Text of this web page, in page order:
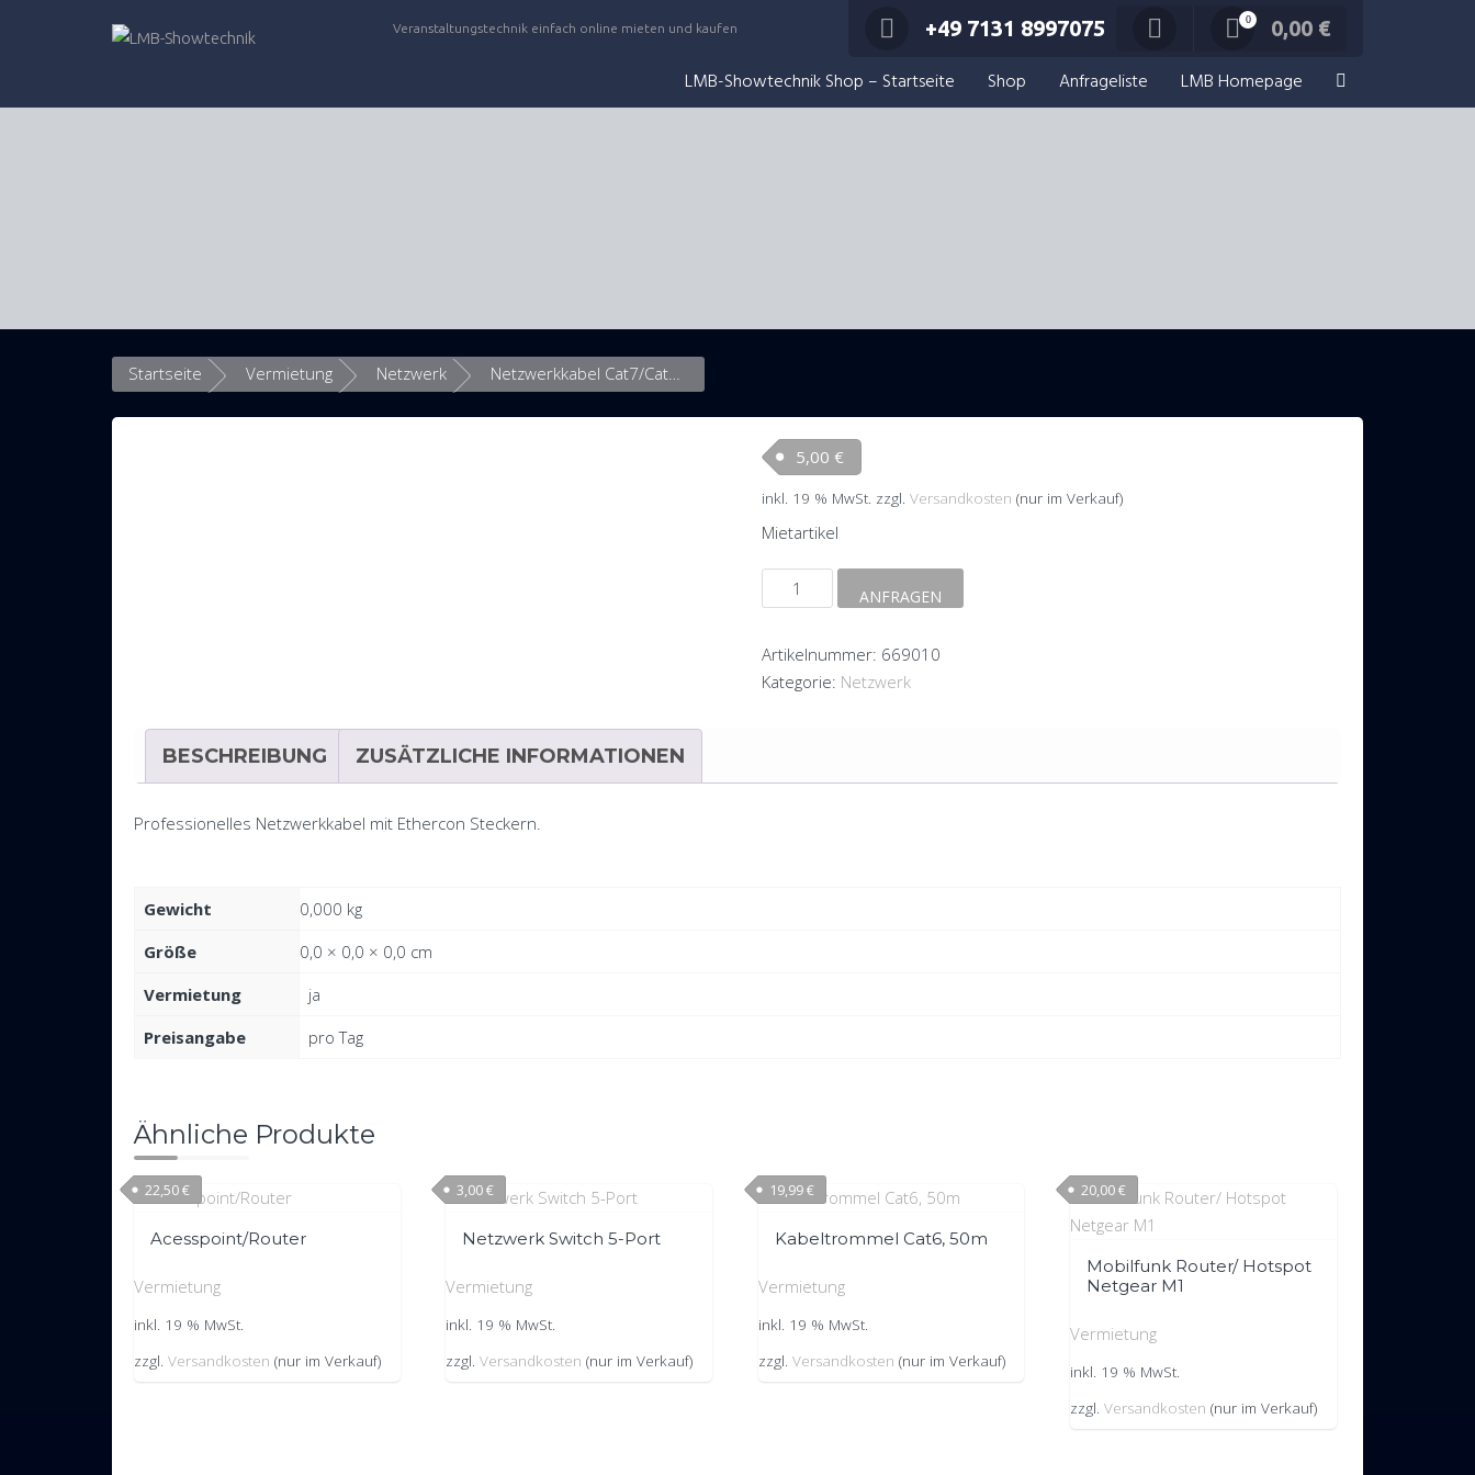
Veranstaltungstechnik einfach online mieten und kaufen +49 7131 8997075 0 0,00 €
LMB-Showtechnik Shop – Startseite Shop Anfrageliste LMB Homepage
Startseite Vermietung Netzwerk Netzwerkkabel Cat7/Cat6a, 10m
5,00 €
inkl. 19 % MwSt. zzgl. Versandkosten (nur im Verkauf)
Mietartikel
Netzwerkkabel
Cat7/Cat6a,
Menge
ANFRAGEN
Artikelnummer: 669010
Kategorie: Netzwerk
BESCHREIBUNG ZUSÄTZLICHE INFORMATIONEN
Professionelles Netzwerkkabel mit Ethercon Steckern.
Gewicht
0,000 kg
Größe
0,0 × 0,0 × 0,0 cm
Vermietung
ja
Preisangabe
pro Tag
Ähnliche Produkte
Acesspoint/Router
22,50€
Vermietung
inkl. 19 % MwSt.
zzgl. Versandkosten (nur im Verkauf)
Netzwerk Switch 5-Port
3,00€
Vermietung
inkl. 19 % MwSt.
zzgl.Versandkosten (nur im Verkauf)
Kabeltrommel Cat6, 50m
19,99€
Vermietung
inkl. 19 % MwSt.
zzgl. Versandkosten (nur im Verkauf)
Mobilfunk Router/ Hotspot
Netgear M1
20,00€
Vermietung
inkl. 19 % MwSt.
zzgl.Versandkosten (nur im Verkauf)